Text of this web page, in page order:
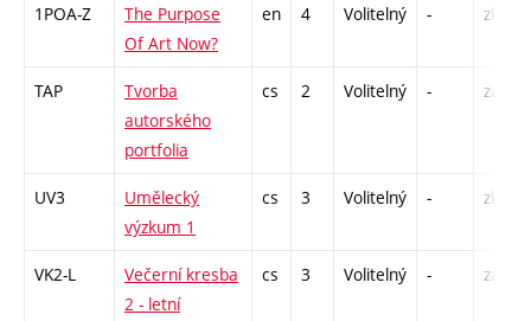
1POA-Z
The Purpose
Of Art Now?
en 4 Volitelný - zk
TAP
Tvorba
autorského
portfolia
cs 2 Volitelný - zá
UV3
Umělecký
výzkum 1
cs 3 Volitelný - zk
VK2-L
Večerní kresba
2 - letní
cs 3 Volitelný - zá,zk